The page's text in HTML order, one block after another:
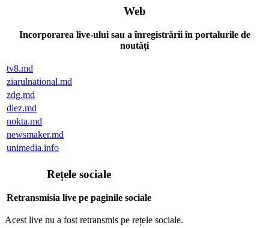
Web
Incorporarea live-ului sau a înregistrării în portalurile de
noutăți
tv8.md
ziarulnational.md
zdg.md
diez.md
nokta.md
newsmaker.md
unimedia.info
Rețele sociale
Retransmisia live pe paginile sociale
Acest live nu a fost retransmis pe rețele sociale.